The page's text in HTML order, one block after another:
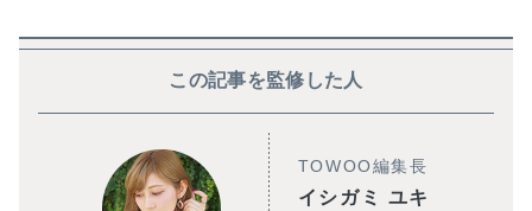
この記事を監修した人
TOWOO編集長
イシガミ ユキ